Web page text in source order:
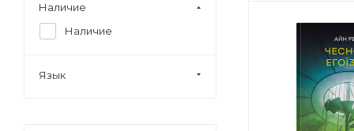
Наличие
Наличие
Язык